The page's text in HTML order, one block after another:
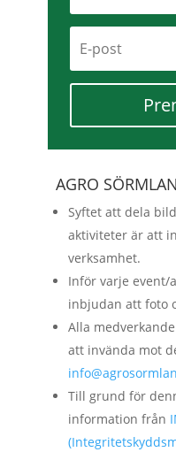
AGRO
Syftet att dela
aktiviteter är att
verksamhet.
Inför varje event/
inbjudan att foto
Alla
att invända mot
Till grund för
information från